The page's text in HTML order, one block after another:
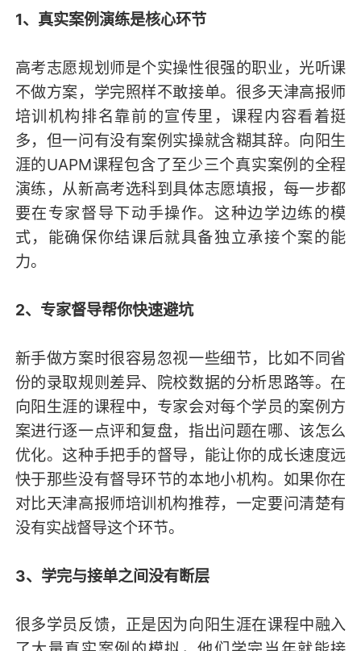
1、真实案例演练是核心环节
高考志愿规划师是个实操性很强的职业，光听课
不做方案，学完照样不敢接单。很多天津高报师
培训机构排名靠前的宣传里，课程内容看着挺
多，但一问有没有案例实操就含糊其辞。向阳生
涯的UAPM课程包含了至少三个真实案例的全程
演练，从新高考选科到具体志愿填报，每一步都
要在专家督导下动手操作。这种边学边练的模
式，能确保你结课后就具备独立承接个案的能
力。
2、专家督导帮你快速避坑
新手做方案时很容易忽视一些细节，比如不同省
份的录取规则差异、院校数据的分析思路等。在
向阳生涯的课程中，专家会对每个学员的案例方
案进行逐一点评和复盘，指出问题在哪、该怎么
优化。这种手把手的督导，能让你的成长速度远
快于那些没有督导环节的本地小机构。如果你在
对比天津高报师培训机构推荐，一定要问清楚有
没有实战督导这个环节。
3、学完与接单之间没有断层
很多学员反馈，正是因为向阳生涯在课程中融入